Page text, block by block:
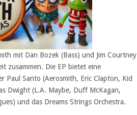
mit Dan Bozek (Bass) und Jim Courtney
zusammen. Die EP bietet eine
Paul Santo (Aerosmith, Eric Clapton, Kid
Dwight (L.A. Maybe, Duff McKagan,
und das Dreams Strings Orchestra.